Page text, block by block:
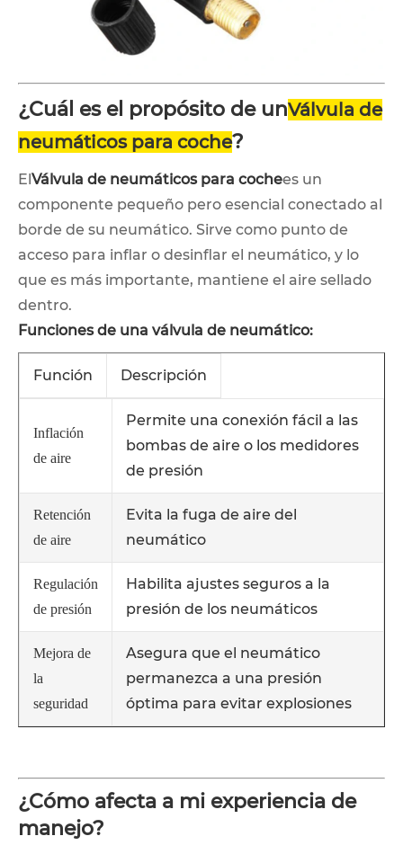
¿Cuál es el propósito de unVálvula de
neumáticos para coche?
ElVálvula de neumáticos para cochees un
componente pequeño pero esencial conectado al
borde de su neumático. Sirve como punto de
acceso para inflar o desinflar el neumático, y lo
que es más importante, mantiene el aire sellado
dentro.
Funciones de una válvula de neumático:
Función Descripción
Inflación
de aire
Permite una conexión fácil a las
bombas de aire o los medidores
de presión
Retención
de aire
Evita la fuga de aire del
neumático
Regulación
de presión
Habilita ajustes seguros a la
presión de los neumáticos
Mejora de
la
seguridad
Asegura que el neumático
permanezca a una presión
óptima para evitar explosiones
¿Cómo afecta a mi experiencia de
manejo?